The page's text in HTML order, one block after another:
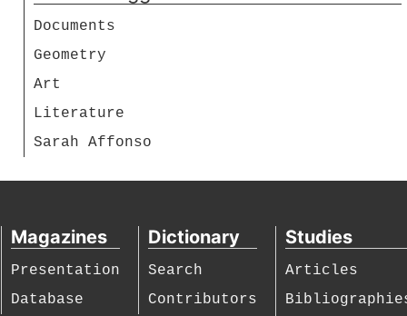
Documents
Geometry
Art
Literature
Sarah Affonso
Magazines
Presentation
Database
Dictionary
Search
Contributors
Studies
Articles